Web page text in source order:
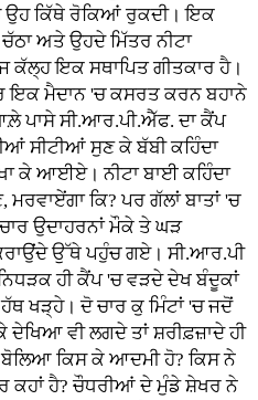
ਉਹ ਕਿੱਥੇ ਰੋਕਿਆਂ ਰੁਕਦੀ। ਇਕ
ਅਤੇ ਉਹਦੇ ਮਿੱਤਰ ਨੀਟਾ
ਇਕ ਸਥਾਪਿਤ ਗੀਤਕਾਰ ਹੈ।
ਇਕ ਮੈਦਾਨ 'ਚ ਕਸਰਤ ਕਰਨ ਬਹਾਨੇ
ਪਾਸੇ ਸੀ.ਆਰ.ਪੀ.ਐੱਫ. ਦਾ ਕੈਂਪ
ਸੀਟੀਆਂ ਸੁਣ ਕੇ ਬੱਬੀ ਕਹਿੰਦਾ
ਕੇ ਆਈਏ। ਨੀਟਾ ਬਾਈ ਕਹਿੰਦਾ
ਮਰਵਾਏਂਗਾ ਕਿ? ਪਰ ਗੱਲਾਂ ਬਾਤਾਂ 'ਚ
ਉਦਾਹਰਨਾਂ ਮੌਕੇ ਤੇ ਘੜ
ਉੱਥੇ ਪਹੁੰਚ ਗਏ। ਸੀ.ਆਰ.ਪੀ
ਹੀ ਕੈਂਪ 'ਚ ਵੜਦੇ ਦੇਖ ਬੰਦੂਕਾਂ
ਖੜ੍ਹੇ। ਦੋ ਚਾਰ ਕੁ ਮਿੰਟਾਂ 'ਚ ਜਦੋਂ
ਵੀ ਲਗਦੇ ਤਾਂ ਸ਼ਰੀਫ਼ਜ਼ਾਦੇ ਹੀ
ਕਿਸ ਕੇ ਆਦਮੀ ਹੋ? ਕਿਸ ਨੇ
ਕਹਾਂ ਹੈ? ਚੌਧਰੀਆਂ ਦੇ ਮੁੰਡੇ ਸ਼ੇਖਰ ਨੇ